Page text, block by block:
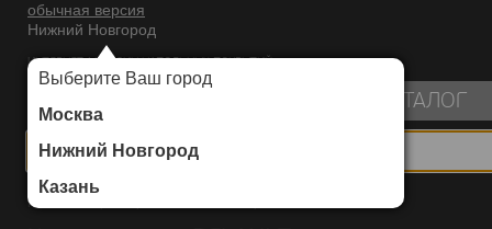
обычная версия
Нижний Новгород
Выберите Ваш город
Москва
Нижний Новгород
Казань
ИНТЕРНЕТ-МАГАЗИН НАПОЛЬНЫХ ПОКРЫТИЙ
КАТАЛОГ
Каталог